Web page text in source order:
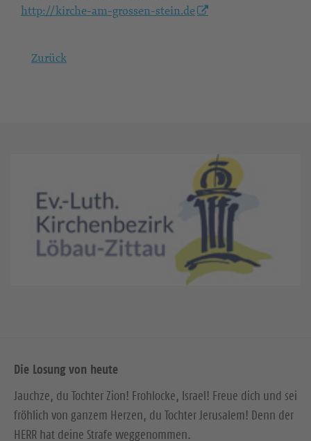
http://kirche-am-grossen-stein.de
Zurück
Die Losung von heute
Jauchze, du Tochter Zion! Frohlocke, Israel! Freue dich und sei
fröhlich von ganzem Herzen, du Tochter Jerusalem! Denn der
HERR hat deine Strafe weggenommen.